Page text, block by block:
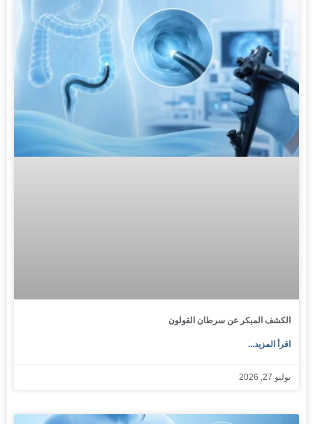
الكشف المبكر عن سرطان القولون
اقرأ المزيد...
يوليو 27, 2026